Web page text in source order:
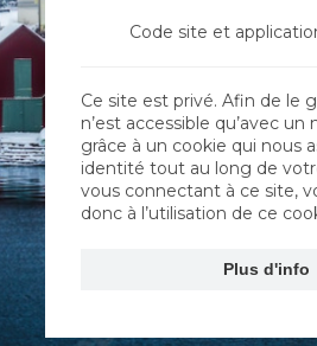
Code site et
Ce site est privé. Afin de le
n’est accessible qu’avec
grâce à un cookie qui nous
identité tout au long de
vous connectant à ce site,
donc à l’utilisation de ce
Plus d'info